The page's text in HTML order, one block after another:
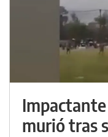
murió tras